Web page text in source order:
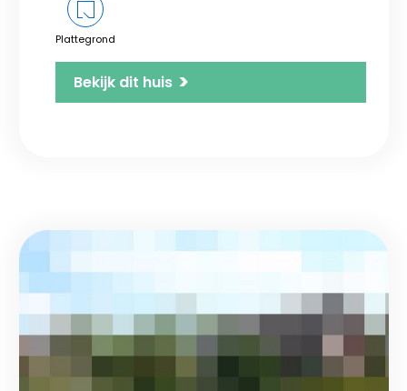
Plattegrond
Bekijk dit huis >